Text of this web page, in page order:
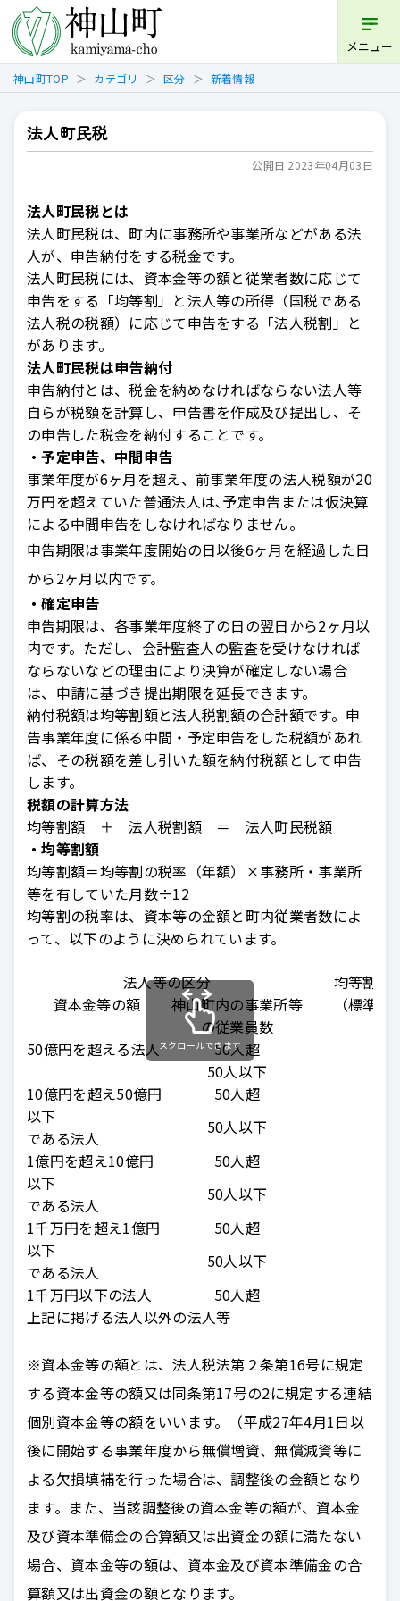
メニュー
神山町TOP カテゴリ 区分 新着情報
法人町民税
公開日 2023年04月03日
法人町民税とは
法人町民税は、町内に事務所や事業所などがある法
人が、申告納付をする税金です。
法人町民税には、資本金等の額と従業者数に応じて
申告をする「均等割」と法人等の所得（国税である
法人税の税額）に応じて申告をする「法人税割」と
があります。
法人町民税は申告納付
申告納付とは、税金を納めなければならない法人等
自らが税額を計算し、申告書を作成及び提出し、そ
の申告した税金を納付することです。
・予定申告、中間申告
事業年度が6ヶ月を超え、前事業年度の法人税額が20
万円を超えていた普通法人は､予定申告または仮決算
による中間申告をしなければなりません。
申告期限は事業年度開始の日以後6ヶ月を経過した日
から2ヶ月以内です。
・確定申告
申告期限は、各事業年度終了の日の翌日から2ヶ月以
内です。ただし、会計監査人の監査を受けなければ
ならないなどの理由により決算が確定しない場合
は、申請に基づき提出期限を延長できます。
納付税額は均等割額と法人税割額の合計額です。申
告事業年度に係る中間・予定申告をした税額があれ
ば、その税額を差し引いた額を納付税額として申告
します。
税額の計算方法
均等割額 ＋ 法人税割額 ＝ 法人町民税額
・均等割額
均等割額＝均等割の税率（年額）×事務所・事業所
等を有していた月数÷12
均等割の税率は、資本等の金額と町内従業者数によ
って、以下のように決められています。
法人等の区分
均等割の
（標準税
資本金等の額
神山町内の事業所等
の従業員数
50億円を超える法人
50人超
50人以下
10億円を超え50億円
以下
である法人
50人超
50人以下
1億円を超え10億円
以下
である法人
50人超
50人以下
1千万円を超え1億円
以下
である法人
50人超
50人以下
1千万円以下の法人
50人超
上記に掲げる法人以外の法人等
スクロールできます
※資本金等の額とは、法人税法第２条第16号に規定
する資本金等の額又は同条第17号の2に規定する連結
個別資本金等の額をいいます。（平成27年4月1日以
後に開始する事業年度から無償増資、無償減資等に
よる欠損填補を行った場合は、調整後の金額となり
ます。また、当該調整後の資本金等の額が、資本金
及び資本準備金の合算額又は出資金の額に満たない
場合、資本金等の額は、資本金及び資本準備金の合
算額又は出資金の額となります。